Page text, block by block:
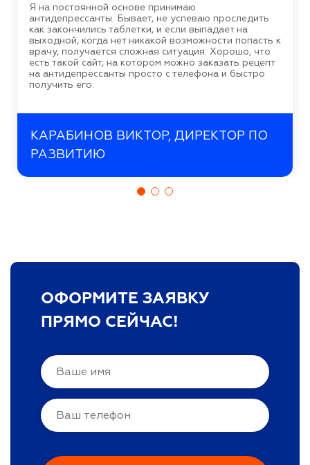
Я на постоянной основе принимаю
антидепрессанты. Бывает, не успеваю проследить
как закончились таблетки, и если выпадает на
выходной, когда нет никакой возможности попасть к
врачу, получается сложная ситуация. Хорошо, что
есть такой сайт, на котором можно заказать рецепт
на антидепрессанты просто с телефона и быстро
получить его.
КАРАБИНОВ ВИКТОР, ДИРЕКТОР ПО
РАЗВИТИЮ
ОФОРМИТЕ ЗАЯВКУ
ПРЯМО СЕЙЧАС!